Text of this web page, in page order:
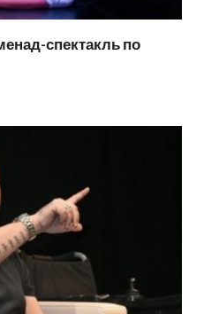
спектакль по